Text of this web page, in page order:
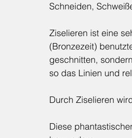
Schneiden,
Ziselieren ist eine
(Bronzezeit)
geschnitten,
so das Linien und
Durch Ziselieren
Diese